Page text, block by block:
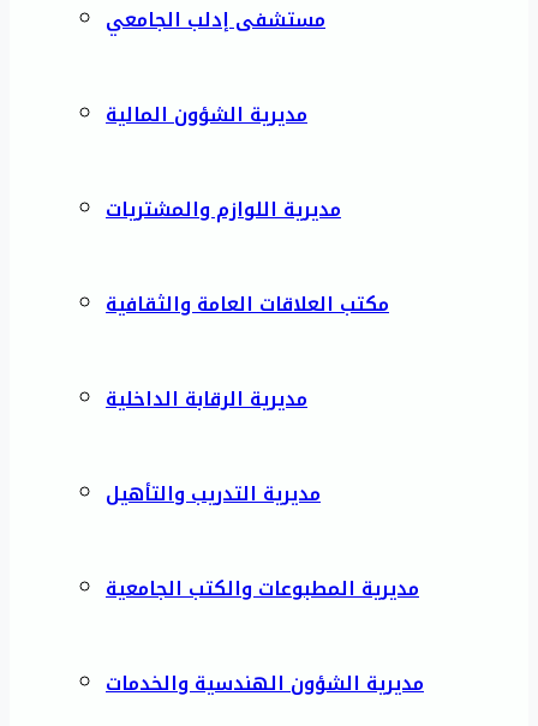
مستشفى إدلب الجامعي
مديرية الشؤون المالية
مديرية اللوازم والمشتريات
مكتب العلاقات العامة والثقافية
مديرية الرقابة الداخلية
مديرية التدريب والتأهيل
مديرية المطبوعات والكتب الجامعية
مديرية الشؤون الهندسية والخدمات